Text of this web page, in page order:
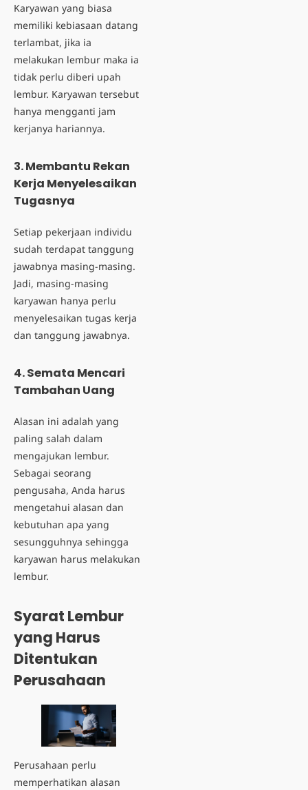
Karyawan yang biasa
memiliki kebiasaan datang
terlambat, jika ia
melakukan lembur maka ia
tidak perlu diberi upah
lembur. Karyawan tersebut
hanya mengganti jam
kerjanya hariannya.
3. Membantu Rekan
Kerja Menyelesaikan
Tugasnya
Setiap pekerjaan individu
sudah terdapat tanggung
jawabnya masing-masing.
Jadi, masing-masing
karyawan hanya perlu
menyelesaikan tugas kerja
dan tanggung jawabnya.
4. Semata Mencari
Tambahan Uang
Alasan ini adalah yang
paling salah dalam
mengajukan lembur.
Sebagai seorang
pengusaha, Anda harus
mengetahui alasan dan
kebutuhan apa yang
sesungguhnya sehingga
karyawan harus melakukan
lembur.
Syarat Lembur
yang Harus
Ditentukan
Perusahaan
Perusahaan perlu
memperhatikan alasan